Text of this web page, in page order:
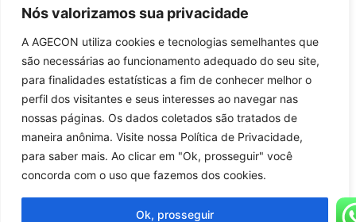
Nós valorizamos sua privacidade
A AGECON utiliza cookies e tecnologias semelhantes que
são necessárias ao funcionamento adequado do seu site,
para finalidades estatísticas a fim de conhecer melhor o
perfil dos visitantes e seus interesses ao navegar nas
nossas páginas. Os dados coletados são tratados de
maneira anônima. Visite nossa Política de Privacidade,
para saber mais. Ao clicar em "Ok, prosseguir" você
concorda com o uso que fazemos dos cookies.
Ok, prosseguir